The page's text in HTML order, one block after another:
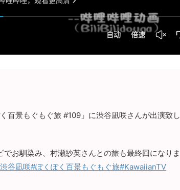
百景もぐもぐ旅 #109」に渋谷凪咲さんが出演致し
お馴染み、村瀬紗英さんとの旅も最終回になりま
谷凪咲#ぽくぽく百景もぐもぐ旅#KawaiianTV